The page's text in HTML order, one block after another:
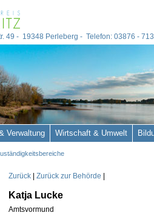
Zurück Zurück zur Behörde
Katja Lucke
Amtsvormund
49 - 19348 Perleberg - Telefon: 03876 -
Verwaltung Wirtschaft & Umwelt